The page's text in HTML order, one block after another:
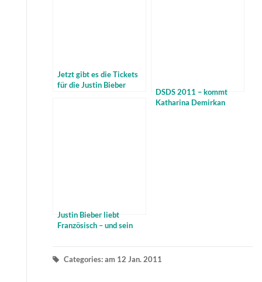
Jetzt gibt es die Tickets
für die Justin Bieber
DSDS 2011 – kommt
Katharina Demirkan
Justin Bieber liebt
Französisch – und sein
Categories: am 12 Jan. 2011